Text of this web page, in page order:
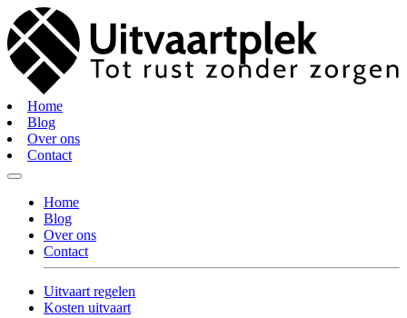
Home
Blog
Over ons
Contact
Home
Blog
Over ons
Contact
Uitvaart regelen
Kosten uitvaart